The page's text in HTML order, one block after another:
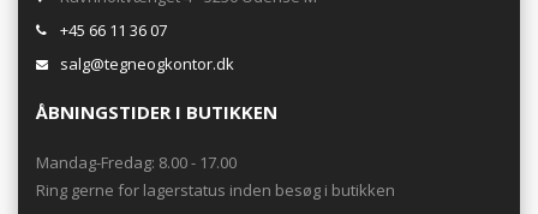
+45 66 11 36 07
salg@tegneogkontor.dk
ÅBNINGSTIDER I BUTIKKEN
Mandag-Fredag: 8.00 - 17.00
Ring gerne for lagerstatus inden besøg i butikken